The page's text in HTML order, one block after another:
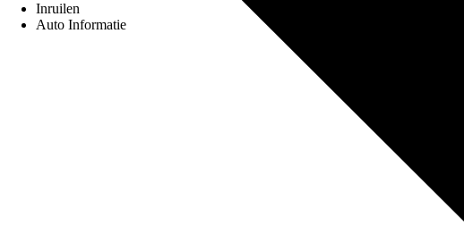
Inruilen
Auto Informatie